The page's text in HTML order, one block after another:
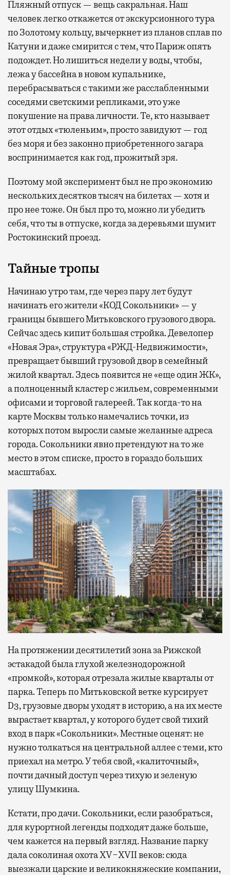
Пляжный отпуск — вещь сакральная. Наш
человек легко откажется от экскурсионного тура
по Золотому кольцу, вычеркнет из планов сплав по
Катуни и даже смирится с тем, что Париж опять
подождет. Но лишиться недели у воды, чтобы,
лежа у бассейна в новом купальнике,
перебрасываться с такими же расслабленными
соседями светскими репликами, это уже
покушение на права личности. Те, кто называет
этот отдых «тюленьим», просто завидуют — год
без моря и без законно приобретенного загара
воспринимается как год, прожитый зря.
Поэтому мой эксперимент был не про экономию
нескольких десятков тысяч на билетах — хотя и
про нее тоже. Он был про то, можно ли убедить
себя, что ты в отпуске, когда за деревьями шумит
Ростокинский проезд.
Тайные тропы
Начинаю утро там, где через пару лет будут
начинать его жители «КОД Сокольники» — у
границы бывшего Митьковского грузового двора.
Сейчас здесь кипит большая стройка. Девелопер
«Новая Эра», структура «РЖД-Недвижимости»,
превращает бывший грузовой двор в семейный
жилой квартал. Здесь появится не «еще один ЖК»,
а полноценный кластер с жильем, современными
офисами и торговой галереей. Так когда-то на
карте Москвы только намечались точки, из
которых потом выросли самые желанные адреса
города. Сокольники явно претендуют на то же
место в этом списке, просто в гораздо больших
масштабах.
На протяжении десятилетий зона за Рижской
эстакадой была глухой железнодорожной
«промкой», которая отрезала жилые кварталы от
парка. Теперь по Митьковской ветке курсирует
D3, грузовые дворы уходят в историю, а на их месте
вырастает квартал, у которого будет свой тихий
вход в парк «Сокольники». Местные оценят: не
нужно толкаться на центральной аллее с теми, кто
приехал на метро. У тебя свой, «калиточный»,
почти дачный доступ через тихую и зеленую
улицу Шумкина.
Кстати, про дачи. Сокольники, если разобраться,
для курортной легенды подходят даже больше,
чем кажется на первый взгляд. Название парку
дала соколиная охота XV−XVII веков: сюда
выезжали царские и великокняжеские компании,